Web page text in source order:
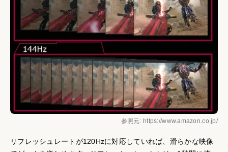
参照元: https://www.amazon.co.jp/
リフレッシュレートが120Hzに対応していれば、滑らかな映像